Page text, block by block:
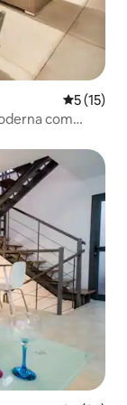
5 de uma
5 (15)
com